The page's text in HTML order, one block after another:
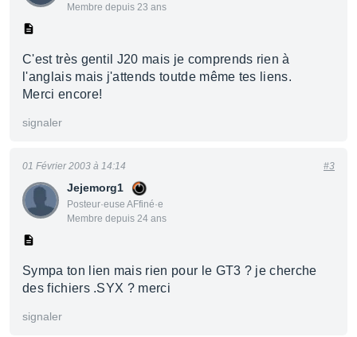
Membre depuis 23 ans
C'est très gentil J20 mais je comprends rien à
l'anglais mais j'attends toutde même tes liens.
Merci encore!
signaler
Jejemorg1
Posteur·euse AFfiné·e
Membre depuis 24 ans
01 Février 2003 à 14:14 #3
Sympa ton lien mais rien pour le GT3 ? je cherche
des fichiers .SYX ? merci
signaler